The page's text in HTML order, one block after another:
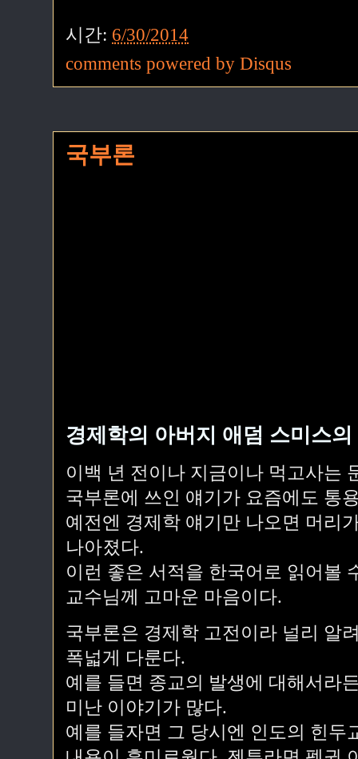
시간: 6/30/2014
comments powered by Disqus
국부론
경제학의 아버지 애덤 스미스
이백 년 전이나 지금이나 먹고사는
국부론에 쓰인 얘기가 요즘에도 통
예전엔 경제학 얘기만 나오면 머리
나아졌다.
이런 좋은 서적을 한국어로 읽어볼
교수님께 고마운 마음이다.
국부론은 경제학 고전이라 널리 알
폭넓게 다룬다.
예를 들면 종교의 발생에 대해서라
미난 이야기가 많다.
예를 들자면 그 당시엔 인도의 힌두